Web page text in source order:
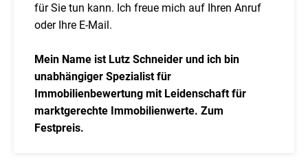
für Sie tun kann. Ich freue mich auf Ihren Anruf
oder Ihre E-Mail.
Mein Name ist Lutz Schneider und ich bin
unabhängiger Spezialist für
Immobilienbewertung mit Leidenschaft für
marktgerechte Immobilienwerte. Zum
Festpreis.